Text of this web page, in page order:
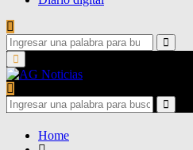
Search
for:Primary
Menu
Search
for:
Home